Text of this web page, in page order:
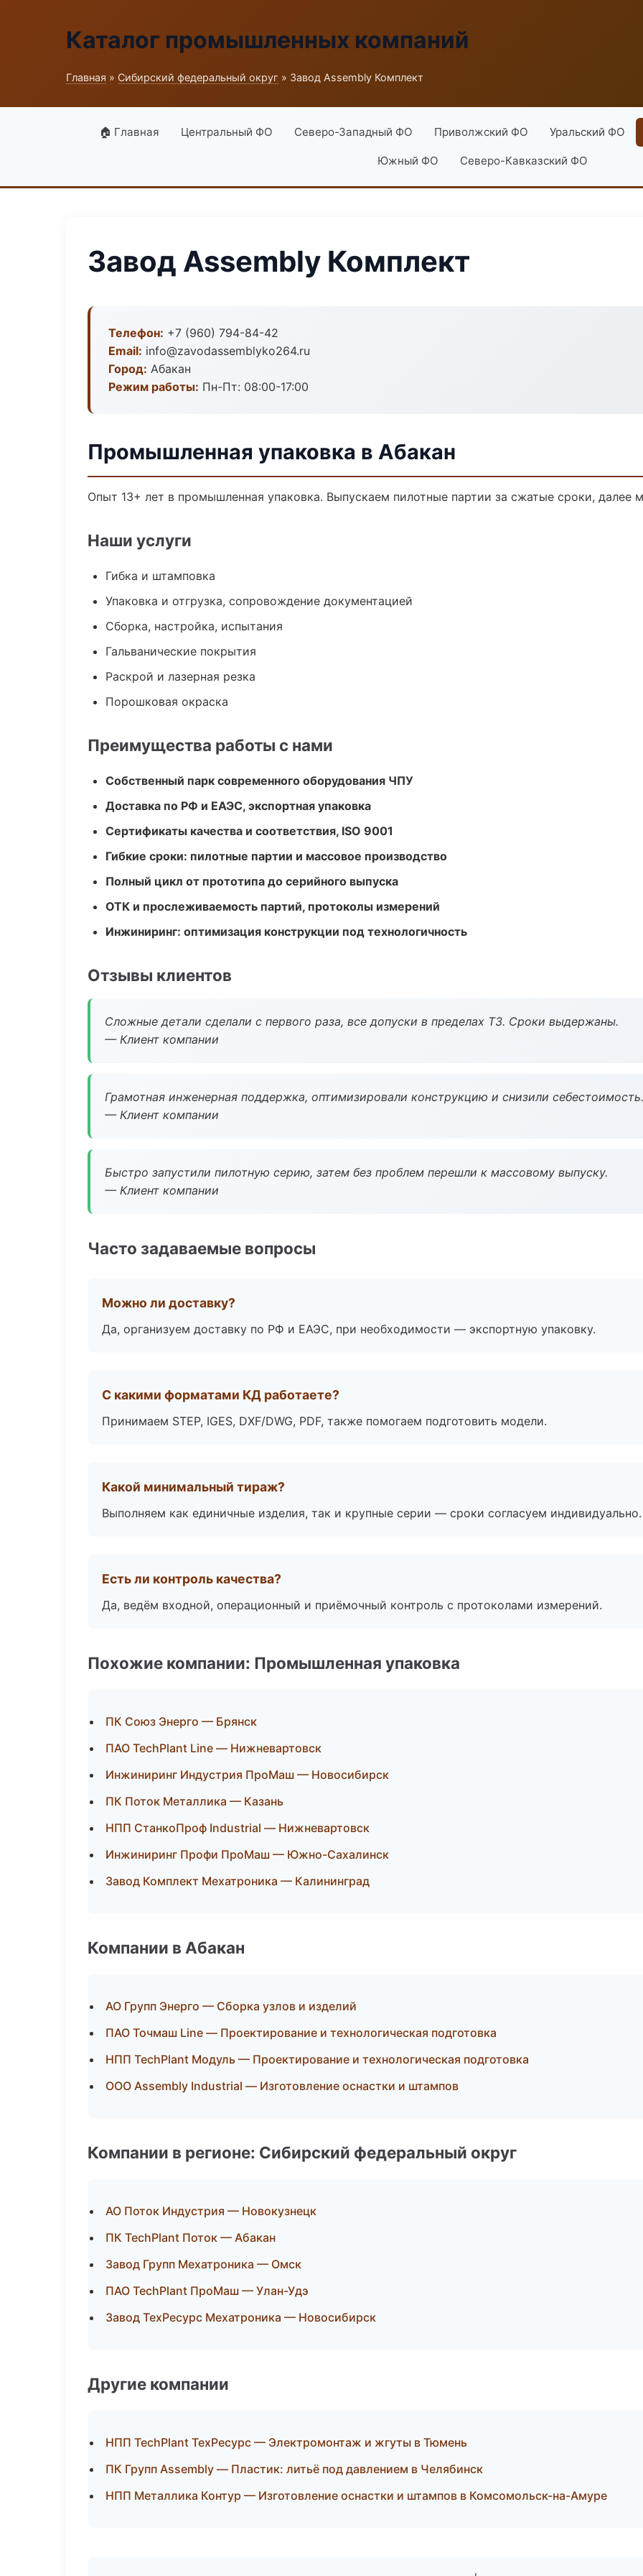
Каталог промышленных компаний
Главная » Сибирский федеральный округ » Завод Assembly Комплект
🏠 Главная Центральный ФО Северо-Западный ФО Приволжский ФО Уральский ФО
Южный ФО Северо-Кавказский ФО
Завод Assembly Комплект
Телефон: +7 (960) 794-84-42
Email: info@zavodassemblyko264.ru
Город: Абакан
Режим работы: Пн-Пт: 08:00-17:00
Промышленная упаковка в Абакан
Опыт 13+ лет в промышленная упаковка. Выпускаем пилотные партии за сжатые сроки, далее
Наши услуги
Гибка и штамповка
Упаковка и отгрузка, сопровождение документацией
Сборка, настройка, испытания
Гальванические покрытия
Раскрой и лазерная резка
Порошковая окраска
Преимущества работы с нами
Собственный парк современного оборудования ЧПУ
Доставка по РФ и ЕАЭС, экспортная упаковка
Сертификаты качества и соответствия, ISO 9001
Гибкие сроки: пилотные партии и массовое производство
Полный цикл от прототипа до серийного выпуска
ОТК и прослеживаемость партий, протоколы измерений
Инжиниринг: оптимизация конструкции под технологичность
Отзывы клиентов
Сложные детали сделали с первого раза, все допуски в пределах ТЗ. Сроки выдержаны.
— Клиент компании
Грамотная инженерная поддержка, оптимизировали конструкцию и снизили себестоимость.
— Клиент компании
Быстро запустили пилотную серию, затем без проблем перешли к массовому выпуску.
— Клиент компании
Часто задаваемые вопросы
Можно ли доставку?
Да, организуем доставку по РФ и ЕАЭС, при необходимости — экспортную упаковку.
С какими форматами КД работаете?
Принимаем STEP, IGES, DXF/DWG, PDF, также помогаем подготовить модели.
Какой минимальный тираж?
Выполняем как единичные изделия, так и крупные серии — сроки согласуем индивидуально.
Есть ли контроль качества?
Да, ведём входной, операционный и приёмочный контроль с протоколами измерений.
Похожие компании: Промышленная упаковка
ПК Союз Энерго — Брянск
ПАО TechPlant Line — Нижневартовск
Инжиниринг Индустрия ПроМаш — Новосибирск
ПК Поток Металлика — Казань
НПП СтанкоПроф Industrial — Нижневартовск
Инжиниринг Профи ПроМаш — Южно-Сахалинск
Завод Комплект Мехатроника — Калининград
Компании в Абакан
АО Групп Энерго — Сборка узлов и изделий
ПАО Точмаш Line — Проектирование и технологическая подготовка
НПП TechPlant Модуль — Проектирование и технологическая подготовка
ООО Assembly Industrial — Изготовление оснастки и штампов
Компании в регионе: Сибирский федеральный округ
АО Поток Индустрия — Новокузнецк
ПК TechPlant Поток — Абакан
Завод Групп Мехатроника — Омск
ПАО TechPlant ПроМаш — Улан-Удэ
Завод ТехРесурс Мехатроника — Новосибирск
Другие компании
НПП TechPlant ТехРесурс — Электромонтаж и жгуты в Тюмень
ПК Групп Assembly — Пластик: литьё под давлением в Челябинск
НПП Металлика Контур — Изготовление оснастки и штампов в Комсомольск-на-Амуре